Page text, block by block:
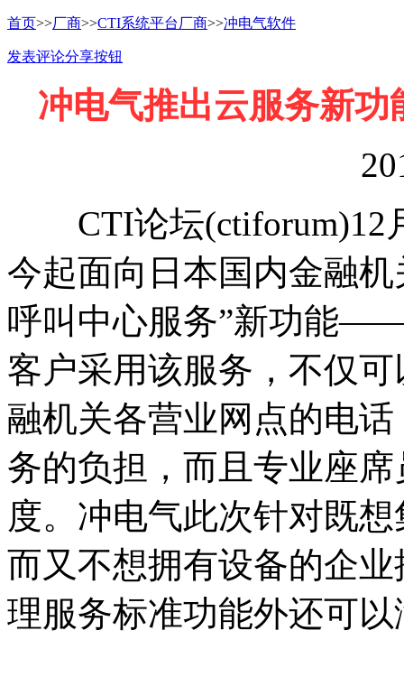
首页>>厂商>>CTI系统平台厂商>>冲电气软件
发表评论分享按钮
冲电气推出云服务新功
CTI论坛(ctiforum)12
今起面向日本国内金融
呼叫中心服务”新功能
客户采用该服务，不仅
融机关各营业网点的电
务的负担，而且专业座
度。冲电气此次针对既
而又不想拥有设备的企
理服务标准功能外还可